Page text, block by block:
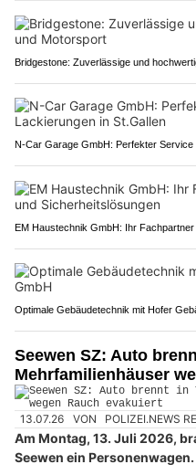
Bridgestone: Zuverlässige und
N-Car Garage GmbH: Perfekter
EM Haustechnik GmbH: Ihr
Optimale Gebäudetechnik mit Hofer
Seewen SZ: Auto
Mehrfamilienhäuser
13.07.26 VON POLIZEI.NEWS
Am Montag, 13. Juli 2026,
Seewen ein Personenwagen.